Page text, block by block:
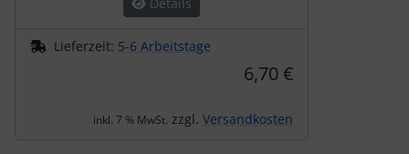
Lieferzeit: 5-6 Arbeitstage
6,70 €
inkl. 7 % MwSt. zzgl. Versandkosten